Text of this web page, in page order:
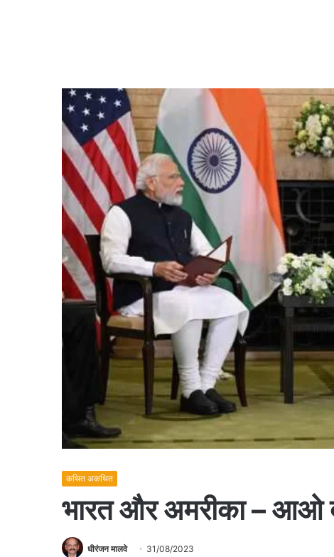
कथित अकथित
भारत और अमरीका – आओ
धीरंजन मालवे 31/08/2023